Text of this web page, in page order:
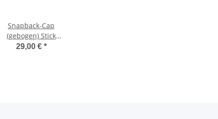
Snapback-Cap
(gebogen) Stick
einfarbig
29,00 € *